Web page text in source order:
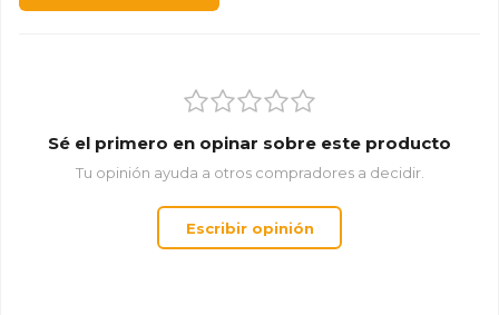
Sé el primero en opinar sobre este producto
Tu opinión ayuda a otros compradores a decidir.
Escribir opinión